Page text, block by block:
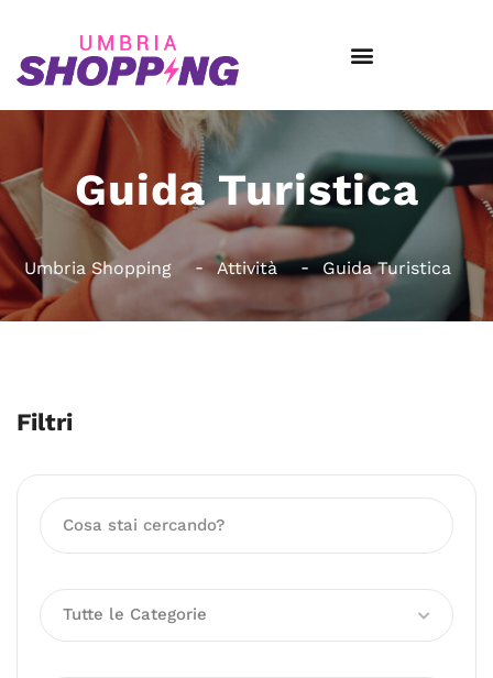
Guida Turistica
Umbria Shopping Attività Guida Turistica
Filtri
Tutte le Categorie